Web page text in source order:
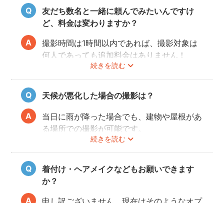
でおすすめです。
友だち数名と一緒に頼んでみたいんですけ
ど、料金は変わりますか？
続きを読む
撮影時間は1時間以内であれば、撮影対象は
何人であっても追加料金はありません！
ぜひお友だち同士で素敵な思い出を残してく
ださい。
天候が悪化した場合の撮影は？
続きを読む
当日に雨が降った場合でも、建物や屋根があ
る場所での撮影が可能です。
また、撮影の実施が難しいと判断される天候
不良の場合は、事前にフォトグラファーと決
行もしくは日時変更を相談してください。
日時変更方法は
こちら をご参照ください。
着付け・ヘアメイクなどもお願いできます
か？
申し訳ございません、現在はそのようなオプ